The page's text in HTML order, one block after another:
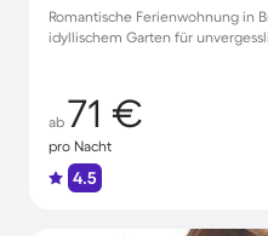
Romantische Ferienwohnung in
idyllischem Garten für
ab 71 €
pro Nacht
4.5